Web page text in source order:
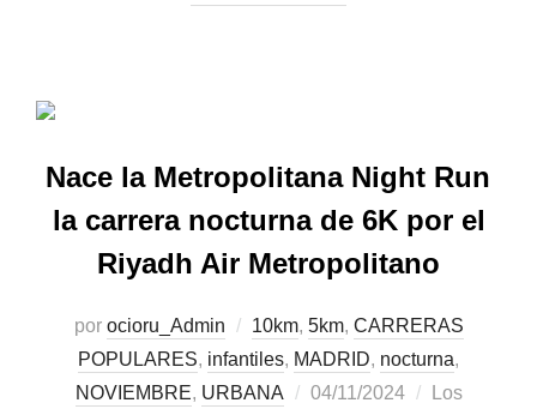
Nace la Metropolitana Night Run
la carrera nocturna de 6K por el
Riyadh Air Metropolitano
por ocioru_Admin 10km, 5km, CARRERAS
POPULARES, infantiles, MADRID, nocturna,
NOVIEMBRE, URBANA 04/11/2024
Los